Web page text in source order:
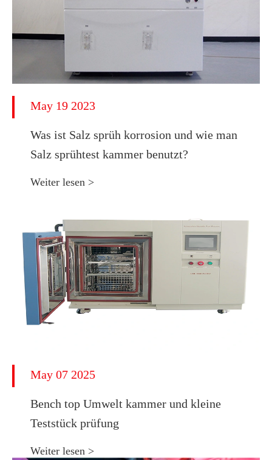
May 19 2023
Was ist Salz sprüh korrosion und wie man
Salz sprühtest kammer benutzt?
Weiter lesen >
May 07 2025
Bench top Umwelt kammer und kleine
Teststück prüfung
Weiter lesen >